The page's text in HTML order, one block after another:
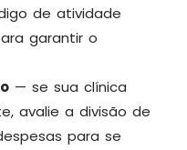
de atividade
garantir o
— se sua clínica
avalie a divisão de
para se